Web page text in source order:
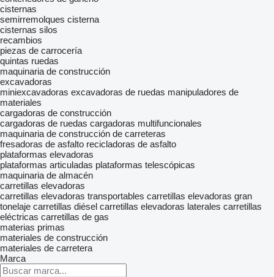
cisternas
semirremolques cisterna
cisternas silos
recambios
piezas de carrocería
quintas ruedas
maquinaria de construcción
excavadoras
miniexcavadoras excavadoras de ruedas manipuladores de
materiales
cargadoras de construcción
cargadoras de ruedas cargadoras multifuncionales
maquinaria de construcción de carreteras
fresadoras de asfalto recicladoras de asfalto
plataformas elevadoras
plataformas articuladas plataformas telescópicas
maquinaria de almacén
carretillas elevadoras
carretillas elevadoras transportables carretillas elevadoras gran
tonelaje carretillas diésel carretillas elevadoras laterales carretillas
eléctricas carretillas de gas
materias primas
materiales de construcción
materiales de carretera
Marca